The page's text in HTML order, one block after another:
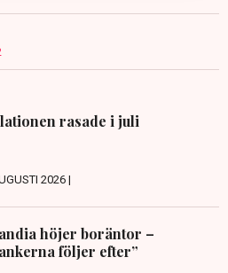
rasade i juli
2026 |
höjer boräntor –
följer efter”